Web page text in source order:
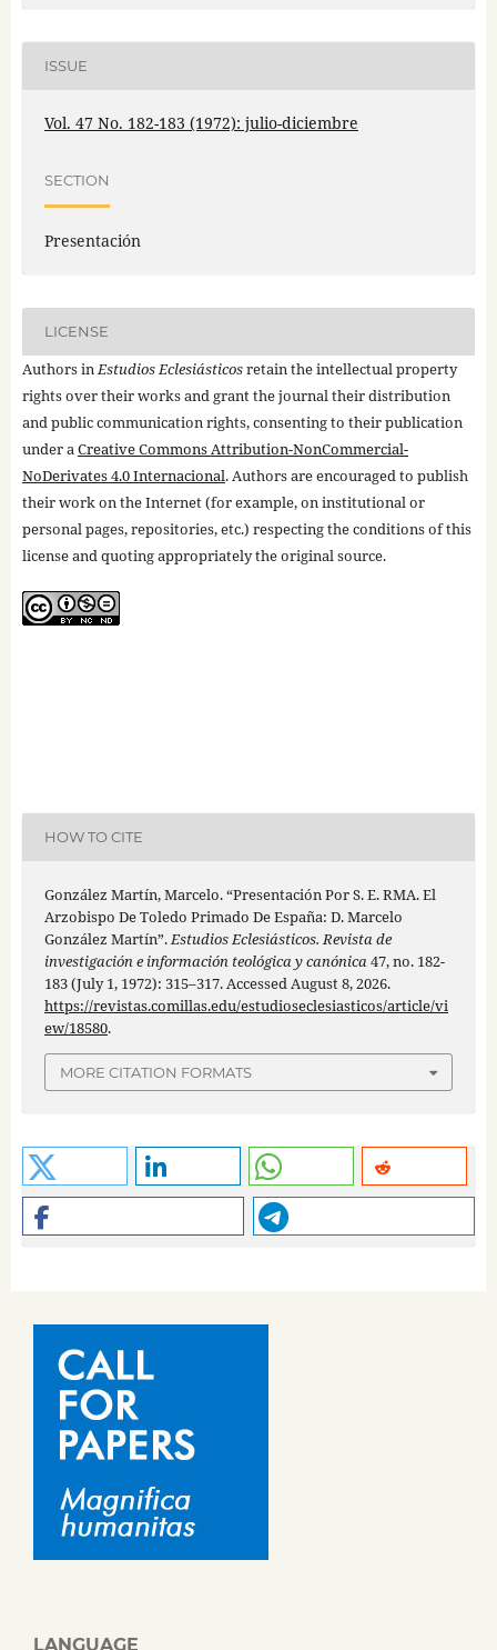
ISSUE
Vol. 47 No. 182-183 (1972): julio-diciembre
SECTION
Presentación
LICENSE
Authors inEstudios Eclesiásticosretain the intellectual property
rights over their works and grant the journal their distribution
and public communication rights, consenting to their publication
under aCreative Commons Attribution-NonCommercial-
NoDerivates 4.0 Internacional. Authors are encouraged to publish
their work on the Internet (for example, on institutional or
personal pages, repositories, etc.) respecting the conditions of this
license and quoting appropriately the original source.
HOW TO CITE
González Martín, Marcelo. “Presentación Por S. E. RMA. El
Arzobispo De Toledo Primado De España: D. Marcelo
González Martín”.Estudios Eclesiásticos. Revista de
investigación e información teológica y canónica47, no. 182-
183 (July 1, 1972): 315–317. Accessed August 8, 2026.
https://revistas.comillas.edu/estudioseclesiasticos/article/vi
ew/18580.
MORE CITATION FORMATS
LANGUAGE